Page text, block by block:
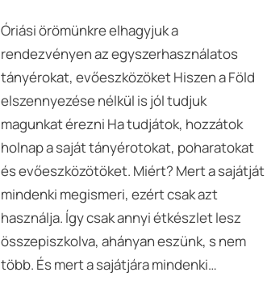
Márton
Napi
Vigadalom
Dörgicsén!
bejegyzéshez
Óriási örömünkre elhagyjuk a
rendezvényen az egyszerhasználatos
tányérokat, evőeszközöket Hiszen a Föld
elszennyezése nélkül is jól tudjuk
magunkat érezni Ha tudjátok, hozzátok
holnap a saját tányérotokat, poharatokat
és evőeszközötöket. Miért? Mert a sajátját
mindenki megismeri, ezért csak azt
használja. Így csak annyi étkészlet lesz
összepiszkolva, ahányan eszünk, s nem
több. És mert a sajátjára mindenki…